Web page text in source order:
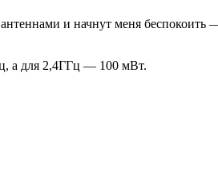
и начнут меня беспокоить
а для 2,4ГГц — 100 мВт.